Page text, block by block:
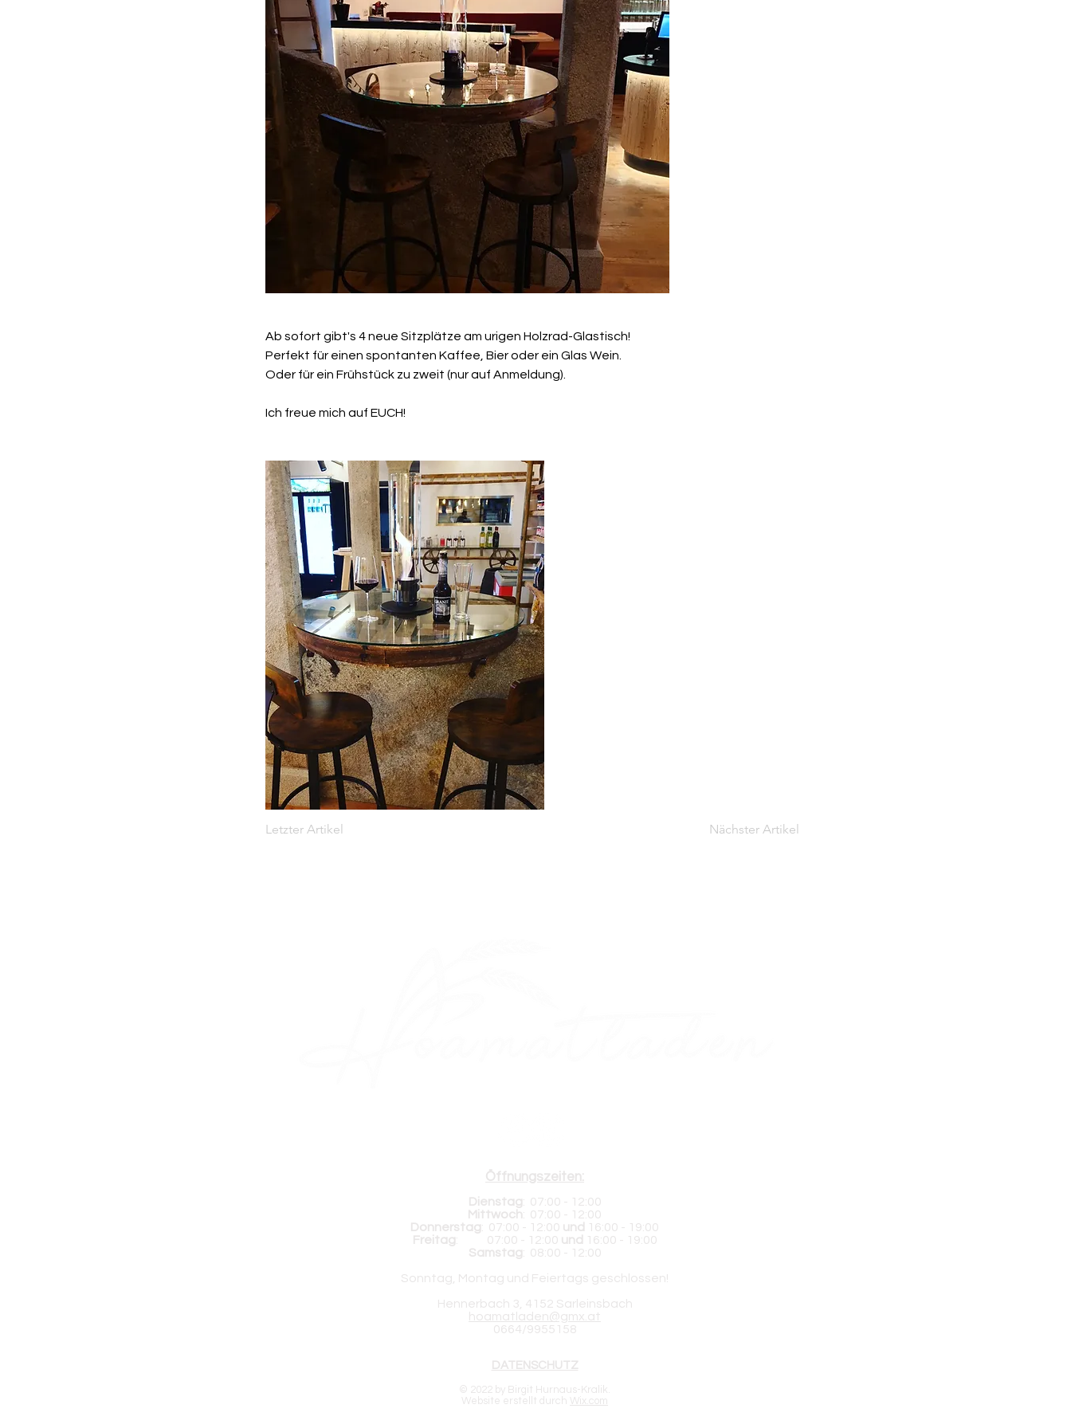
Ab sofort gibt's 4 neue Sitzplätze am urigen Holzrad-Glastisch!
Perfekt für einen spontanten Kaffee, Bier oder ein Glas Wein.
Oder für ein Frühstück zu zweit (nur auf Anmeldung).
Ich freue mich auf EUCH!
Letzter Artikel Nächster Artikel
Öffnungszeiten:
Dienstag: 07:00 - 12:00
Mittwoch: 07:00 - 12:00
Donnerstag: 07:00 - 12:00 und 16:00 - 19:00
Freitag: 07:00 - 12:00 und 16:00 - 19:00
Samstag: 08:00 - 12:00
Sonntag, Montag und Feiertags geschlossen!
Hennerbach 3, 4152 Sarleinsbach
hoamatladen@gmx.at
0664/9955158
DATENSCHUTZ
© 2022 by Birgit Hurnaus-Kralik.
Website erstellt durch
Wix.com